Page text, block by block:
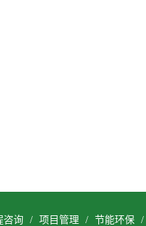
咨询 / 项目管理 / 节能环保 /